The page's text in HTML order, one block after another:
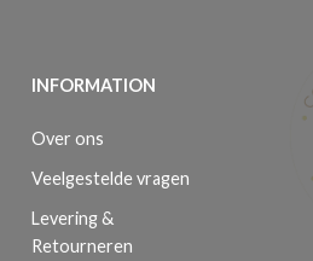
INFORMATION
Over ons
Veelgestelde vragen
Levering &
Retourneren